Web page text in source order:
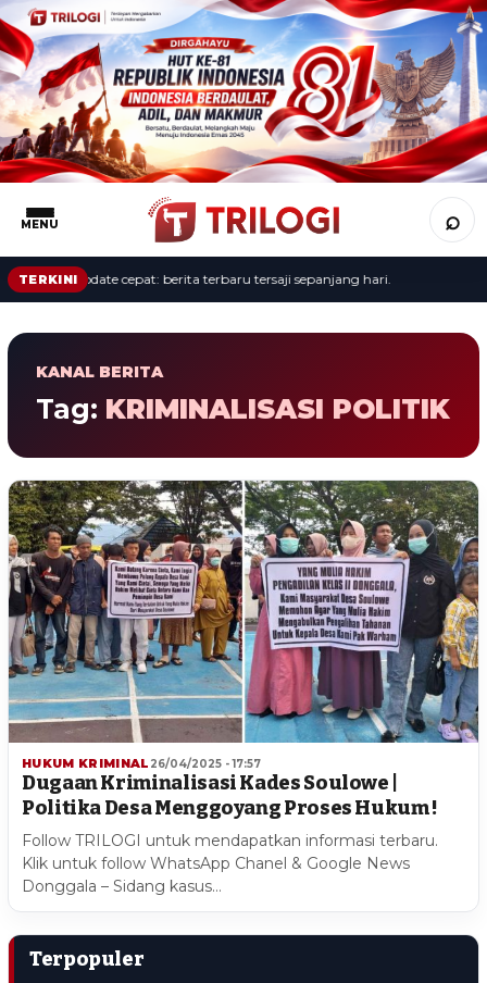
MENU ⌕
TERKINIUpdate cepat: berita terbaru tersaji sepanjang hari.
KANAL BERITA
Tag: KRIMINALISASI POLITIK
HUKUM KRIMINAL 26/04/2025 - 17:57
Dugaan Kriminalisasi Kades Soulowe |
Politika Desa Menggoyang Proses Hukum !
Follow TRILOGI untuk mendapatkan informasi terbaru.
Klik untuk follow WhatsApp Chanel & Google News
Donggala – Sidang kasus…
Terpopuler